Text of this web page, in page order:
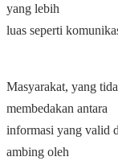
yang lebih
luas seperti
Masyarakat, yang
membedakan antara
informasi yang valid
ambing oleh